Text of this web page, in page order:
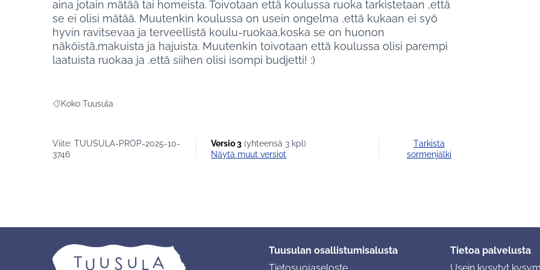
aina jotain mätää tai homeista. Toivotaan että koulussa ruoka tarkistetaan ,että
se ei olisi mätää. Muutenkin koulussa on usein ongelma ,että kukaan ei syö
hyvin ravitsevaa ja terveellistä koulu-ruokaa,koska se on huonon
näköistä,makuista ja hajuista. Muutenkin toivotaan että koulussa olisi parempi
laatuista ruokaa ja ,että siihen olisi isompi budjetti! :)
Rajaa tulokset teeman mukaan: Koko Tuusula
Koko Tuusula
Viite: TUUSULA-PROP-2025-10-
3746
Versio 3 (yhteensä 3 kpl)
näytä muut versiot
Tarkista
sormenjälki
Tuusulan osallistumisalusta
Tietoa palvelusta